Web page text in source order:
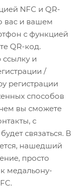
NFC и QR-
вас и вашем
с функцией
QR-код.
и
/
регистрации
способов
вы сможете
с
связаться. В
нашедший
просто
медальону-